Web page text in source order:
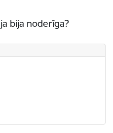
bija noderīga?